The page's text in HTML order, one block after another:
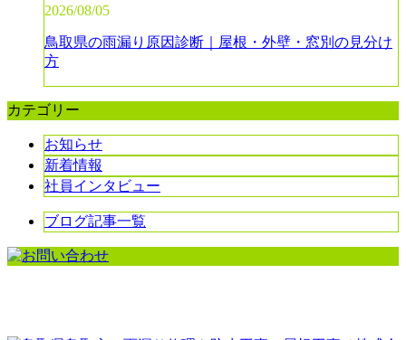
2026/08/05
鳥取県の雨漏り原因診断｜屋根・外壁・窓別の見分け
方
カテゴリー
お知らせ
新着情報
社員インタビュー
ブログ記事一覧